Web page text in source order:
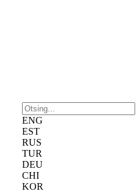
ENG
EST
RUS
TUR
DEU
CHI
KOR